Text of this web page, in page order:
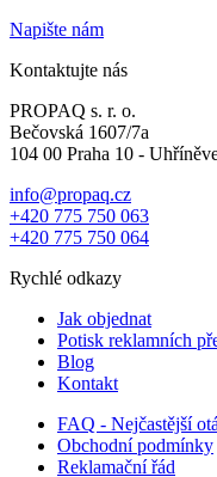
Napište nám
Kontaktujte nás
PROPAQ s. r. o.
Bečovská 1607/7a
104 00 Praha 10 -
info@propaq.cz
+420 775 750 063
+420 775 750 064
Rychlé odkazy
Jak objednat
Potisk reklamních
Blog
Kontakt
FAQ - Nejčastější
Obchodní podmínky
Reklamační řád